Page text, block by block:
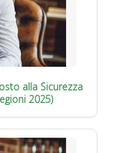
alla Sicurezza
2025)